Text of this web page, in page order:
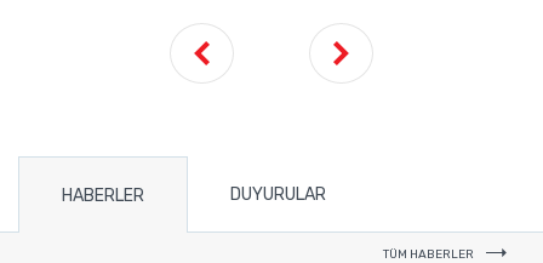
HABERLER DUYURULAR
TÜM HABERLER